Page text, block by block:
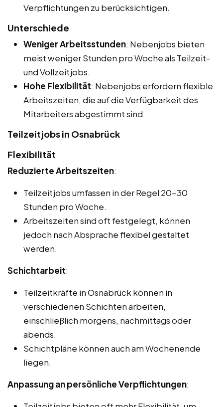
Verpflichtungen zu berücksichtigen.
Unterschiede
Weniger Arbeitsstunden: Nebenjobs bieten
meist weniger Stunden pro Woche als Teilzeit-
und Vollzeitjobs.
Hohe Flexibilität: Nebenjobs erfordern flexible
Arbeitszeiten, die auf die Verfügbarkeit des
Mitarbeiters abgestimmt sind.
Teilzeitjobs in Osnabrück
Flexibilität
Reduzierte Arbeitszeiten:
Teilzeitjobs umfassen in der Regel 20-30
Stunden pro Woche.
Arbeitszeiten sind oft festgelegt, können
jedoch nach Absprache flexibel gestaltet
werden.
Schichtarbeit:
Teilzeitkräfte in Osnabrück können in
verschiedenen Schichten arbeiten,
einschließlich morgens, nachmittags oder
abends.
Schichtpläne können auch am Wochenende
liegen.
Anpassung an persönliche Verpflichtungen: